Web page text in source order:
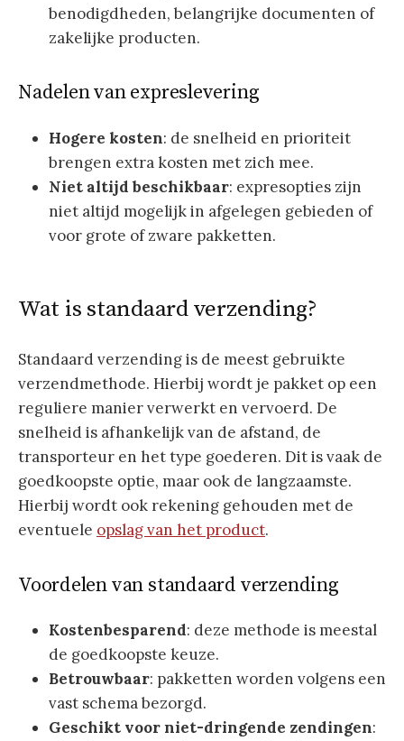
benodigdheden, belangrijke documenten of
zakelijke producten.
Nadelen van expreslevering
Hogere kosten: de snelheid en prioriteit
brengen extra kosten met zich mee.
Niet altijd beschikbaar: expresopties zijn
niet altijd mogelijk in afgelegen gebieden of
voor grote of zware pakketten.
Wat is standaard verzending?
Standaard verzending is de meest gebruikte
verzendmethode. Hierbij wordt je pakket op een
reguliere manier verwerkt en vervoerd. De
snelheid is afhankelijk van de afstand, de
transporteur en het type goederen. Dit is vaak de
goedkoopste optie, maar ook de langzaamste.
Hierbij wordt ook rekening gehouden met de
eventuele opslag van het product.
Voordelen van standaard verzending
Kostenbesparend: deze methode is meestal
de goedkoopste keuze.
Betrouwbaar: pakketten worden volgens een
vast schema bezorgd.
Geschikt voor niet-dringende zendingen: